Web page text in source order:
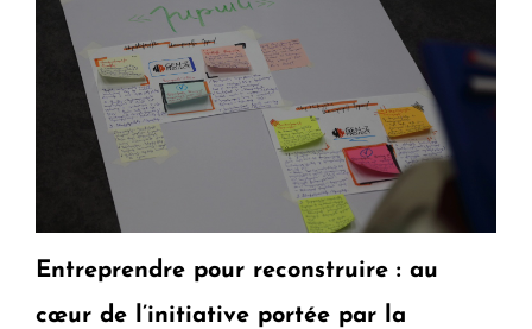
Entreprendre pour reconstruire : au
cœur de l’initiative portée par la